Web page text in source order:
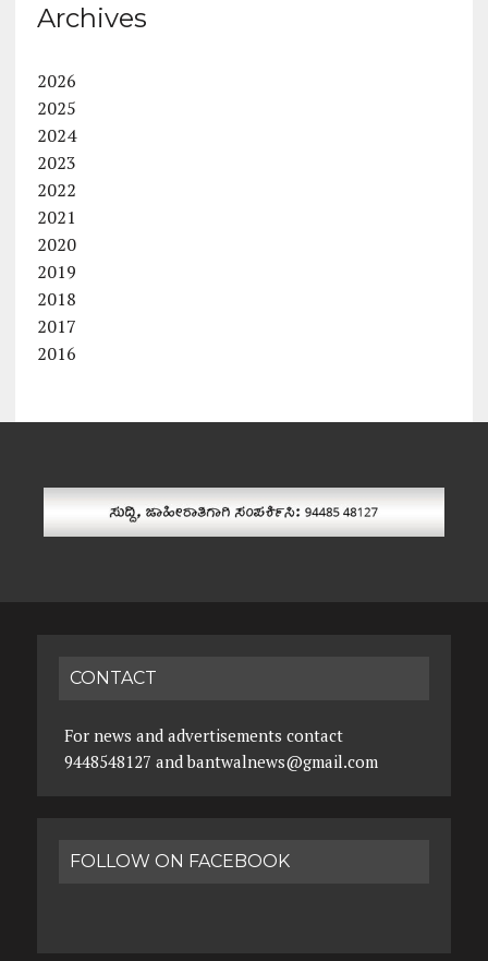
Archives
2026
2025
2024
2023
2022
2021
2020
2019
2018
2017
2016
CONTACT
For news and advertisements contact
9448548127 and bantwalnews@gmail.com
FOLLOW ON FACEBOOK